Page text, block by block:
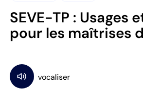
SEVE-TP : Usages
pour les maîtrises